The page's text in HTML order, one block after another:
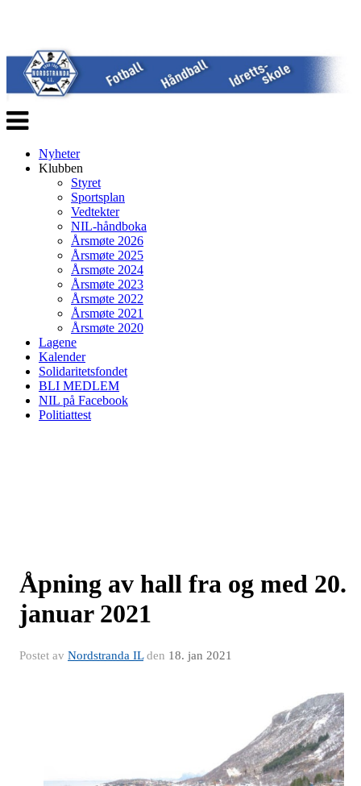
Veksle
navigasjon
Nyheter
Klubben
Styret
Sportsplan
Vedtekter
NIL-håndboka
Årsmøte 2026
Årsmøte 2025
Årsmøte 2024
Årsmøte 2023
Årsmøte 2022
Årsmøte 2021
Årsmøte 2020
Lagene
Kalender
Solidaritetsfondet
BLI MEDLEM
NIL på Facebook
Politiattest
Åpning av hall fra og med 20.
januar 2021
Postet av Nordstranda ILden 18. jan 2021